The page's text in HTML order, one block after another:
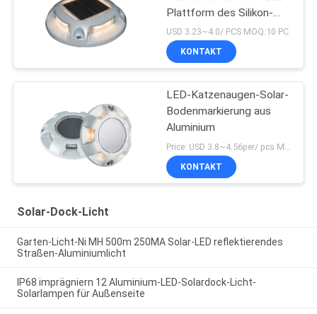
Plattform des Silikon-
IP67 beleuchtet Gebühr
Ni MH 4.5H
USD 3.23~4.0/ PCS MOQ:10 PC
KONTAKT
LED-Katzenaugen-Solar-
Bodenmarkierung aus
Aluminium
Price: USD 3.8~4.56per/ pcs MOQ:10
KONTAKT
Solar-Dock-Licht
Garten-Licht-Ni MH 500m 250MA Solar-LED reflektierendes
Straßen-Aluminiumlicht
IP68 imprägniern 12 Aluminium-LED-Solardock-Licht-
Solarlampen für Außenseite